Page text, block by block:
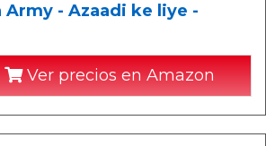
- Azaadi ke liye -
Ver precios en Amazon